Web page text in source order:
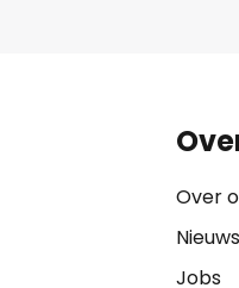
Over
Jobs